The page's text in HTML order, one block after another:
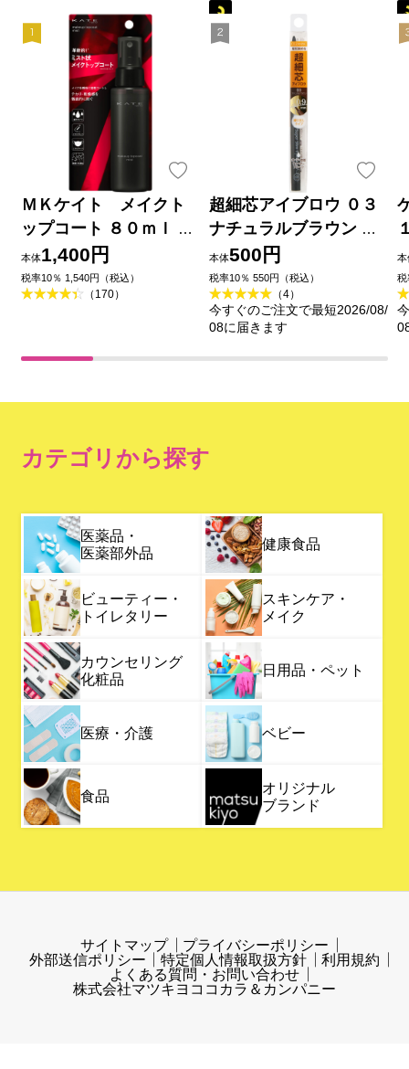
ＭＫケイト メイクト
ップコート ８０ｍｌ カ
ネボウ化粧品
本体1,400円
税率10％ 1,540円（税込）
（170）
超細芯アイブロウ ０３
ナチュラルブラウン ＿
セザンヌ化粧品
本体500円
税率10％ 550円（税込）
（4）
今すぐのご注文で最短2026/08/
08に届きます
本
税
カテゴリから探す
医薬品・
医薬部外品
健康食品
ビューティー・
トイレタリー
スキンケア・
メイク
カウンセリング
化粧品
日用品・ペット
医療・介護 ベビー
食品
オリジナル
ブランド
サイトマップ
プライバシーポリシー
外部送信ポリシー
特定個人情報取扱方針
利用規約
よくある質問・お問い合わせ
株式会社マツキヨココカラ＆カンパニー